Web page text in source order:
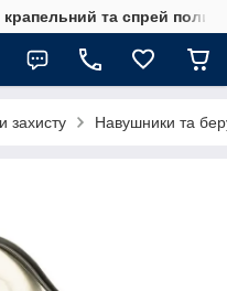
та спрей полив,
захисту Навушники та